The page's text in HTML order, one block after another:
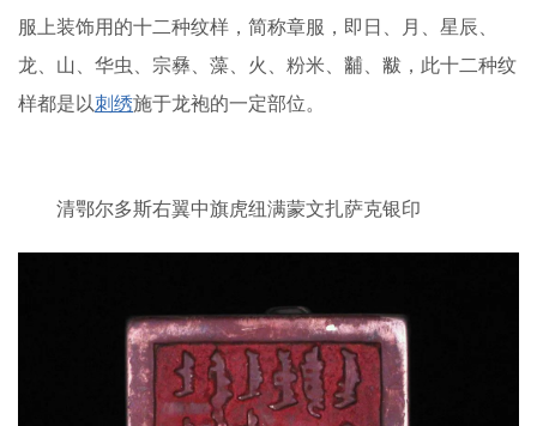
服上装饰用的十二种纹样，简称章服，即日、月、星辰、
龙、山、华虫、宗彝、藻、火、粉米、黼、黻，此十二种纹
样都是以刺绣施于龙袍的一定部位。
清鄂尔多斯右翼中旗虎纽满蒙文扎萨克银印